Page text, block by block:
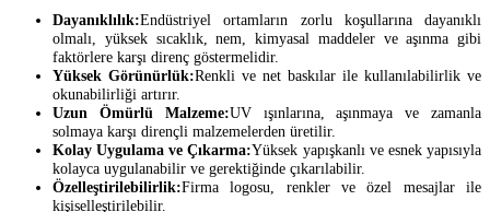
Dayanıklılık:Endüstriyel ortamların zorlu koşullarına dayanıklı
olmalı, yüksek sıcaklık, nem, kimyasal maddeler ve aşınma gibi
faktörlere karşı direnç göstermelidir.
Yüksek Görünürlük:Renkli ve net baskılar ile kullanılabilirlik ve
okunabilirliği artırır.
Uzun Ömürlü Malzeme:UV ışınlarına, aşınmaya ve zamanla
solmaya karşı dirençli malzemelerden üretilir.
Kolay Uygulama ve Çıkarma:Yüksek yapışkanlı ve esnek yapısıyla
kolayca uygulanabilir ve gerektiğinde çıkarılabilir.
Özelleştirilebilirlik:Firma logosu, renkler ve özel mesajlar ile
kişiselleştirilebilir.